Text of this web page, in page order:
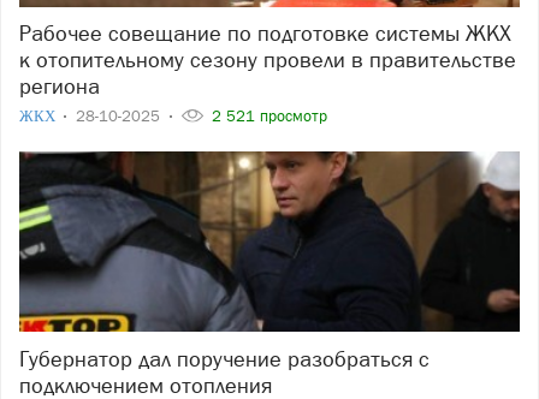
Рабочее совещание по подготовке системы ЖКХ
к отопительному сезону провели в правительстве
региона
ЖКХ 28-10-2025 2 521 просмотр
Губернатор дал поручение разобраться с
подключением отопления